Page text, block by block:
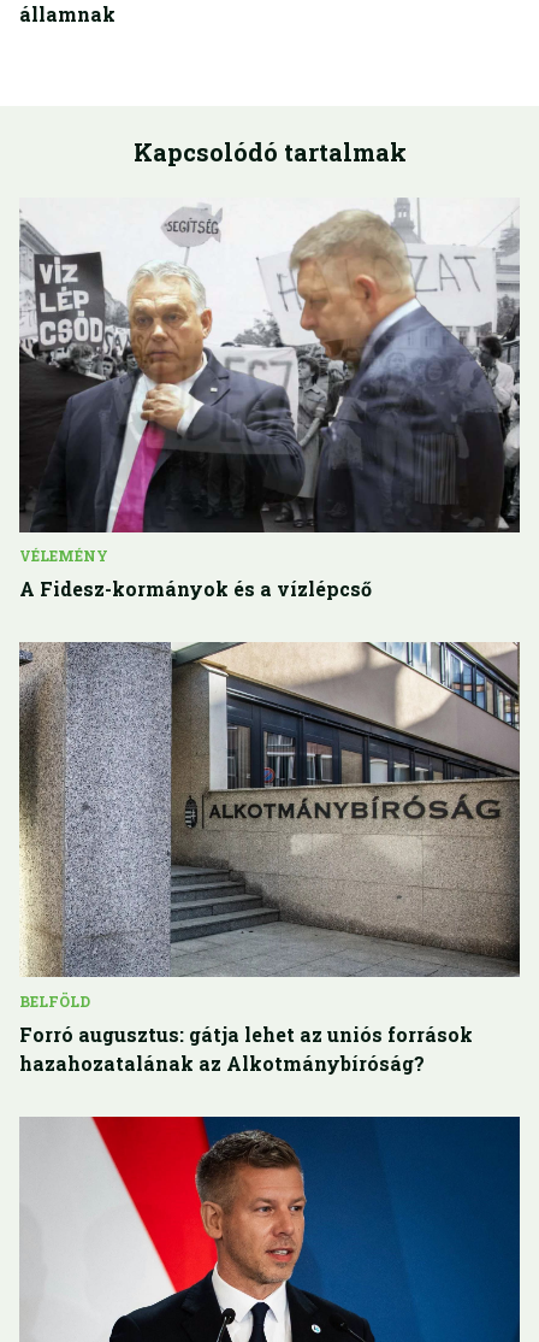
államnak
Kapcsolódó tartalmak
VÉLEMÉNY
A Fidesz-kormányok és a vízlépcső
BELFÖLD
Forró augusztus: gátja lehet az uniós források
hazahozatalának az Alkotmánybíróság?